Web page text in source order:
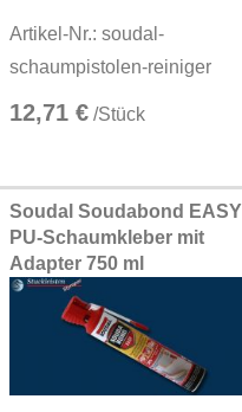
Artikel-Nr.: soudal-
schaumpistolen-reiniger
12,71 € /Stück
Soudal Soudabond EASY
PU-Schaumkleber mit
Adapter 750 ml